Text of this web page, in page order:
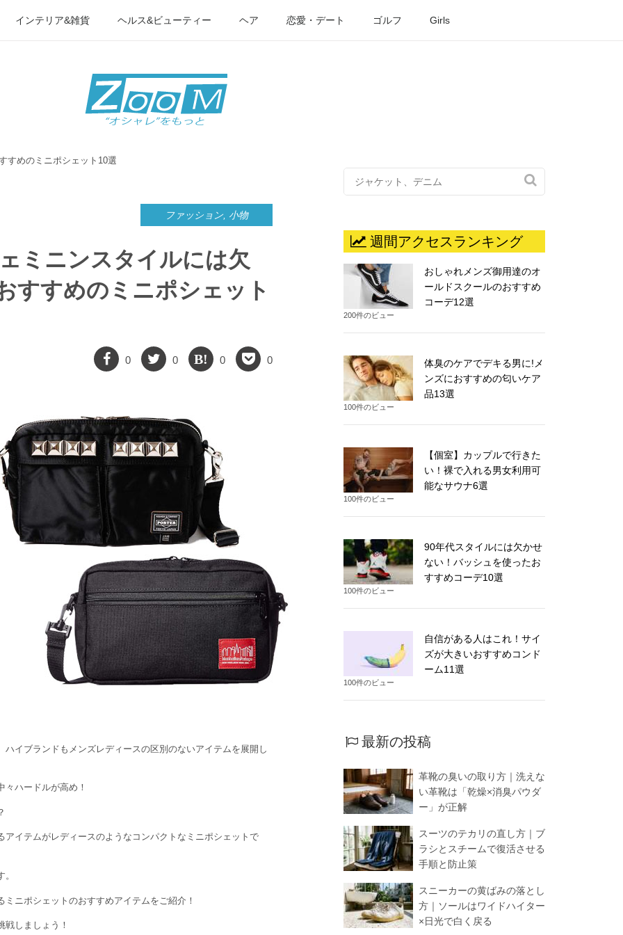
インテリア&雑貨 ヘルス&ビューティー ヘア 恋愛・デート ゴルフ Girls
すめのミニポシェット10選
ファッション 小物
ミニンスタイルには欠
すすめのミニポシェット
0 0 0 0
イブランドもメンズレディースの区別のないアイテムを展開し
ハードルが高め！
イテムがレディースのようなコンパクトなミニポシェットで
ニポシェットのおすすめアイテムをご紹介！
しましょう！

週間アクセスランキング
おしゃれメンズ御用達のオ
ールドスクールのおすすめ
コーデ12選
200件のビュー
体臭のケアでデキる男に!メ
ンズにおすすめの匂いケア
品13選
100件のビュー
【個室】カップルで行きた
い！裸で入れる男女利用可
能なサウナ6選
100件のビュー
90年代スタイルには欠かせ
ない！バッシュを使ったお
すすめコーデ10選
100件のビュー
自信がある人はこれ！サイ
ズが大きいおすすめコンド
ーム11選
100件のビュー
最新の投稿
革靴の臭いの取り方｜洗えな
い革靴は「乾燥×消臭パウダ
ー」が正解
スーツのテカリの直し方｜ブ
ラシとスチームで復活させる
手順と防止策
スニーカーの黄ばみの落とし
方｜ソールはワイドハイター
×日光で白く戻る